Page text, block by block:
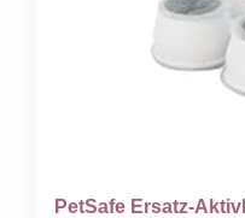
PetSafe Ersatz-